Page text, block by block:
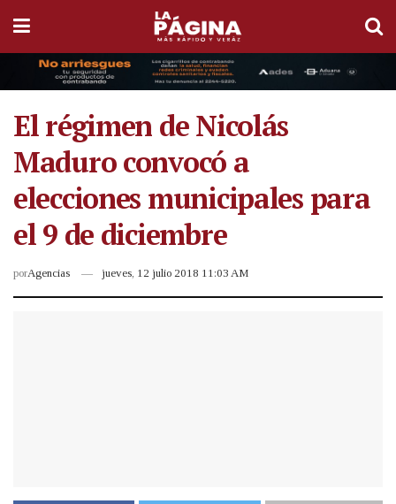
El régimen de Nicolás
Maduro convocó a
elecciones municipales para
el 9 de diciembre
porAgencias jueves, 12 julio 2018 11:03 AM